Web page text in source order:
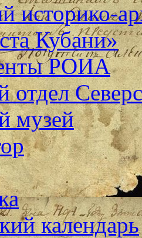
историко-
Кубани»
РОИА
музей
календарь